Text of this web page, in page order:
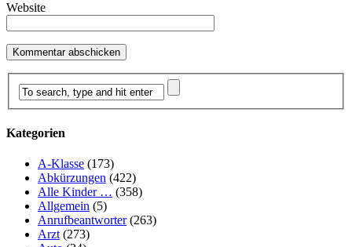
Website
Kategorien
A-Klasse (173)
Abkürzungen (422)
Alle Kinder … (358)
Allgemein (5)
Anrufbeantworter(263)
Arzt(273)